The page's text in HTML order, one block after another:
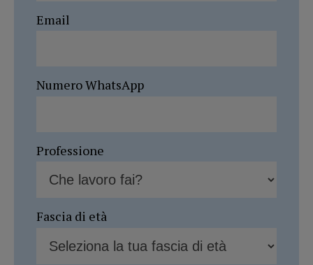
Email
Numero WhatsApp
Professione
Fascia di età